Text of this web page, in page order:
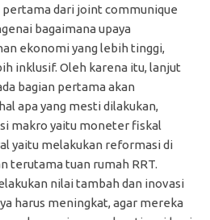
pertama dari joint communique
bagaimana upaya
ekonomi yang lebih tinggi,
inklusif. Oleh karena itu, lanjut
bagian pertama akan
apa yang mesti dilakukan,
makro yaitu moneter fiskal
yaitu melakukan reformasi di
terutama tuan rumah RRT.
nilai tambah dan inovasi
harus meningkat, agar mereka